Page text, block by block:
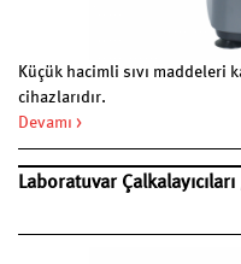
Küçük hacimli sıvı maddeleri
cihazlarıdır.
Devamı >
Laboratuvar